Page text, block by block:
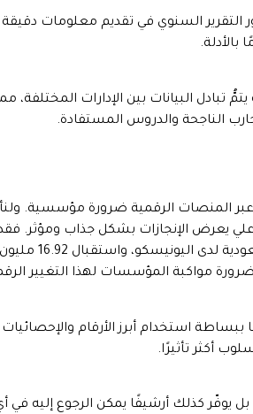
دور التقرير السنوي في تقديم معلومات
البيانات بين الإدارات المختلفة،
الناجحة والدروس المستفادة.
يعرض الإنجازات بشكل جذاب ومؤثر. فقد
مواكبة المؤسسات لهذا التغيير
استخدام أبرز الأرقام
أكثر تأثيرًا.
بل يوفّر كذلك أرشيفًا يمكن الرجوع إليه